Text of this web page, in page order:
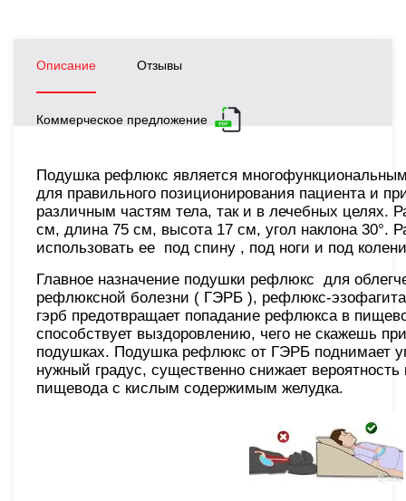
Описание Отзывы
Коммерческое предложение
Подушка рефлюкс является
для правильного позиционирования пациента и
различным частям тела, так и в лечебных целях.
см, длина 75 см, высота 17 см, угол наклона 30°.
использовать ее под спину , под ноги и под
Главное назначение подушки рефлюкс для
рефлюксной болезни ( ГЭРБ ), рефлюкс-
гэрб предотвращает попадание рефлюкса в
способствует выздоровлению, чего не скажешь
подушках. Подушка рефлюкс от ГЭРБ поднимает
нужный градус, существенно снижает вероятность
пищевода с кислым содержимым желудка.